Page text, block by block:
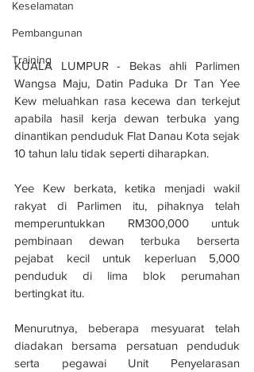
Keselamatan
Pembangunan
Training
KUALA LUMPUR - Bekas ahli Parlimen
Wangsa Maju, Datin Paduka Dr Tan Yee
Kew meluahkan rasa kecewa dan terkejut
apabila hasil kerja dewan terbuka yang
dinantikan penduduk Flat Danau Kota sejak
10 tahun lalu tidak seperti diharapkan.
Yee Kew berkata, ketika menjadi wakil
rakyat di Parlimen itu, pihaknya telah
memperuntukkan RM300,000 untuk
pembinaan dewan terbuka berserta
pejabat kecil untuk keperluan 5,000
penduduk di lima blok perumahan
bertingkat itu.
Menurutnya, beberapa mesyuarat telah
diadakan bersama persatuan penduduk
serta pegawai Unit Penyelarasan